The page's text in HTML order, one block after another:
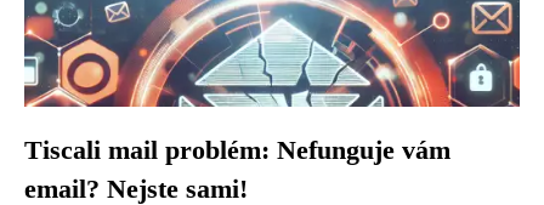
Tiscali mail problém: Nefunguje vám
email? Nejste sami!